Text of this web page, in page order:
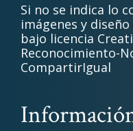
Si no se indica lo
imágenes y
bajo licencia
Reconocimiento-
CompartirIgual